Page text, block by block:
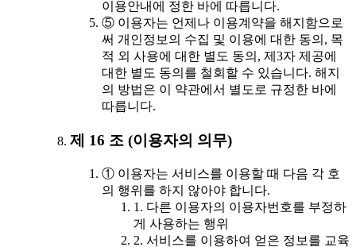
이용안내에 정한 바에 따릅니다.
⑤ 이용자는 언제나 이용계약을 해지함으로
써 개인정보의 수집 및 이용에 대한 동의, 목
적 외 사용에 대한 별도 동의, 제3자 제공에
대한 별도 동의를 철회할 수 있습니다. 해지
의 방법은 이 약관에서 별도로 규정한 바에
따릅니다.
제 16 조 (이용자의 의무)
① 이용자는 서비스를 이용할 때 다음 각 호
의 행위를 하지 않아야 합니다.
1. 다른 이용자의 이용자번호를 부정하
게 사용하는 행위
2. 서비스를 이용하여 얻은 정보를 교육